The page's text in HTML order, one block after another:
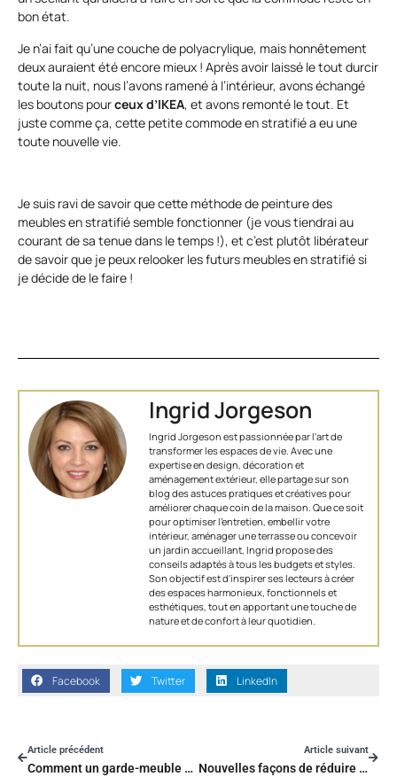
bon état.
Je n’ai fait qu’une couche de polyacrylique, mais honnêtement
deux auraient été encore mieux ! Après avoir laissé le tout durcir
toute la nuit, nous l’avons ramené à l’intérieur, avons échangé
les boutons pourceux d’IKEA, et avons remonté le tout. Et
juste comme ça, cette petite commode en stratifié a eu une
toute nouvelle vie.
Je suis ravi de savoir que cette méthode de peinture des
meubles en stratifié semble fonctionner (je vous tiendrai au
courant de sa tenue dans le temps !), et c’est plutôt libérateur
de savoir que je peux relooker les futurs meubles en stratifié si
je décide de le faire !
Ingrid Jorgeson
Ingrid Jorgeson est passionnée par l'art de
transformer les espaces de vie. Avec une
expertise en design, décoration et
aménagement extérieur, elle partage sur son
blog des astuces pratiques et créatives pour
améliorer chaque coin de la maison. Que ce soit
pour optimiser l’entretien, embellir votre
intérieur, aménager une terrasse ou concevoir
un jardin accueillant, Ingrid propose des
conseils adaptés à tous les budgets et styles.
Son objectif est d'inspirer ses lecteurs à créer
des espaces harmonieux, fonctionnels et
esthétiques, tout en apportant une touche de
nature et de confort à leur quotidien.
Facebook Twitter LinkedIn
Article précédent
Comment un garde-meuble peut-il m’aider à stocker mes vieux meubles ?
Article suivant
Nouvelles façons de réduire les déchets plastiques dans votre cuisine